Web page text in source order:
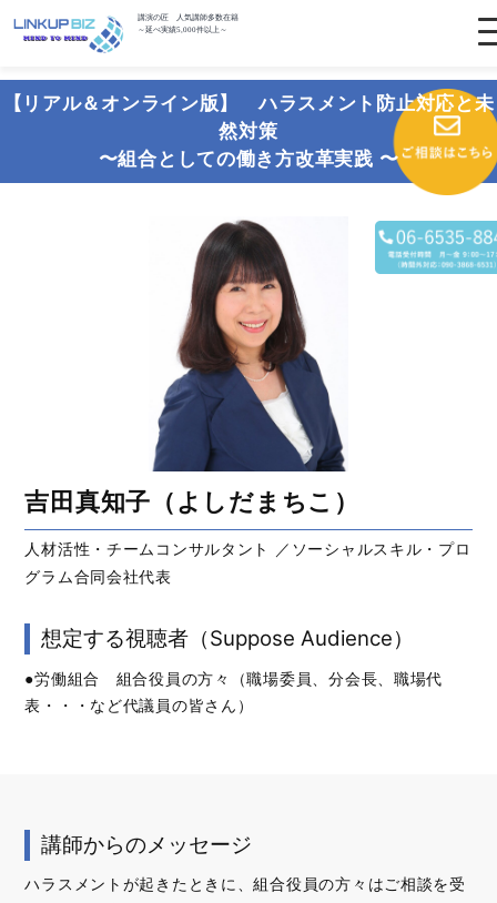
講演の匠 人気講師多数在籍
～延べ実績5,000件以上～
【リアル＆オンライン版】 ハラスメント防止対応と未
然対策
〜組合としての働き方改革実践 〜
吉田真知子（よしだまちこ）
人材活性・チームコンサルタント ／ソーシャルスキル・プロ
グラム合同会社代表
想定する視聴者（Suppose Audience）
●労働組合 組合役員の方々（職場委員、分会長、職場代
表・・・など代議員の皆さん）
講師からのメッセージ
ハラスメントが起きたときに、組合役員の方々はご相談を受